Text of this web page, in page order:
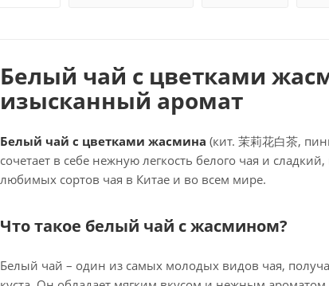
Белый чай с цветками
изысканный аромат
Белый чай с цветками жасмина (кит. 茉莉花白茶,
сочетает в себе нежную легкость белого чая и
любимых сортов чая в Китае и во всем мире.
Что такое белый чай с жасмином?
Белый чай – один из самых молодых видов чая,